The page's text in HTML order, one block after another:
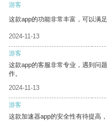
游客
这款app的功能非常丰富，可以满
2024-11-13
游客
这款app的客服非常专业，遇到问
作。
2024-11-13
游客
这款加速器app的安全性有待提高